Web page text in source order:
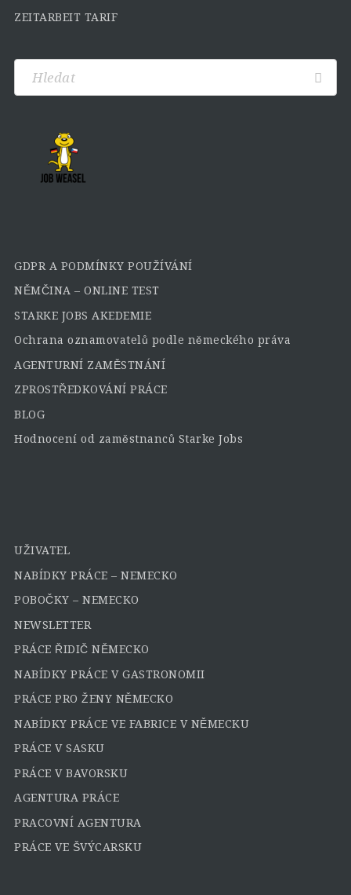
ZEITARBEIT TARIF
GDPR A PODMÍNKY POUŽÍVÁNÍ
NĚMČINA – ONLINE TEST
STARKE JOBS AKEDEMIE
Ochrana oznamovatelů podle německého práva
AGENTURNÍ ZAMĚSTNÁNÍ
ZPROSTŘEDKOVÁNÍ PRÁCE
BLOG
Hodnocení od zaměstnanců Starke Jobs
UŽIVATEL
NABÍDKY PRÁCE – NEMECKO
POBOČKY – NEMECKO
NEWSLETTER
PRÁCE ŘIDIČ NĚMECKO
NABÍDKY PRÁCE V GASTRONOMII
PRÁCE PRO ŽENY NĚMECKO
NABÍDKY PRÁCE VE FABRICE V NĚMECKU
PRÁCE V SASKU
PRÁCE V BAVORSKU
AGENTURA PRÁCE
PRACOVNÍ AGENTURA
PRÁCE VE ŠVÝCARSKU